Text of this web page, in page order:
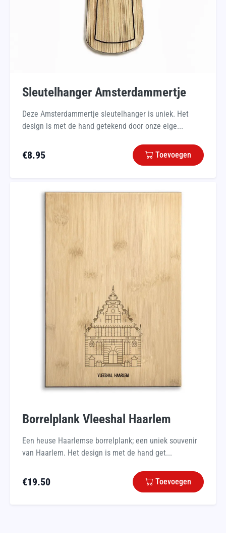
Sleutelhanger Amsterdammertje
Deze Amsterdammertje sleutelhanger is uniek. Het
design is met de hand getekend door onze eige...
€8.95 Toevoegen
Borrelplank Vleeshal Haarlem
Een heuse Haarlemse borrelplank; een uniek souvenir
van Haarlem. Het design is met de hand get...
€19.50 Toevoegen